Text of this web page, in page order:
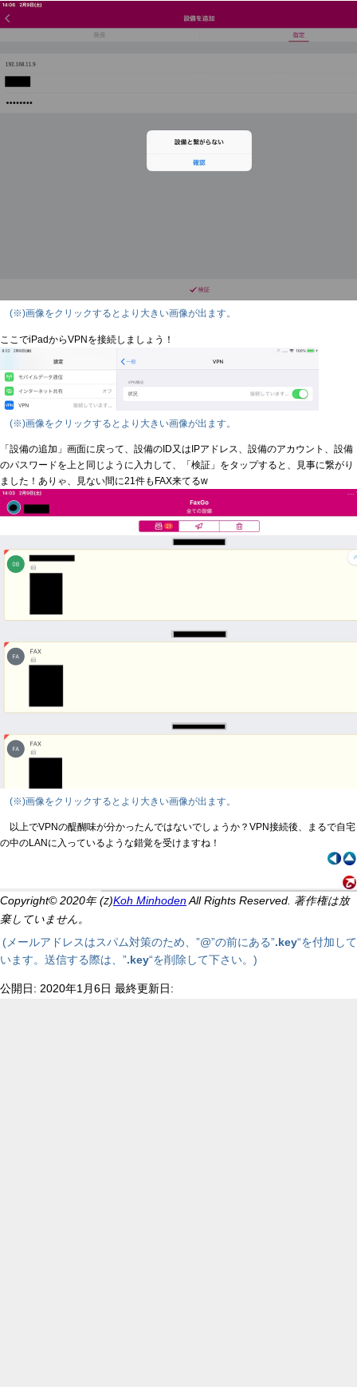
(※)画像をクリックするとより大きい画像が出ます。
ここでiPadからVPNを接続しましょう！
(※)画像をクリックするとより大きい画像が出ます。
「設備の追加」画面に戻って、設備のID又はIPアドレス、設備のアカウント、設備
のパスワードを上と同じように入力して、「検証」をタップすると、見事に繋がり
ました！ありゃ、見ない間に21件もFAX来てるw
(※)画像をクリックするとより大きい画像が出ます。
以上でVPNの醍醐味が分かったんではないでしょうか？VPN接続後、まるで自宅
の中のLANに入っているような錯覚を受けますね！
Copyright© 2020年 (Z)Koh MinhodenAll Rights Reserved. 著作権は放
棄していません。
(メールアドレスはスパム対策のため、”@”の前にある”.key“を付加して
います。送信する際は、”.key“を削除して下さい。)
公開日: 2020年1月6日 最終更新日: